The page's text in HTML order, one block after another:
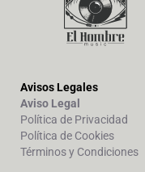
Avisos Legales
Aviso Legal
Política de Privacidad
Política de Cookies
Términos y Condiciones